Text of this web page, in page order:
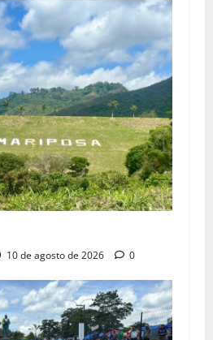
10 de agosto de 2026 0